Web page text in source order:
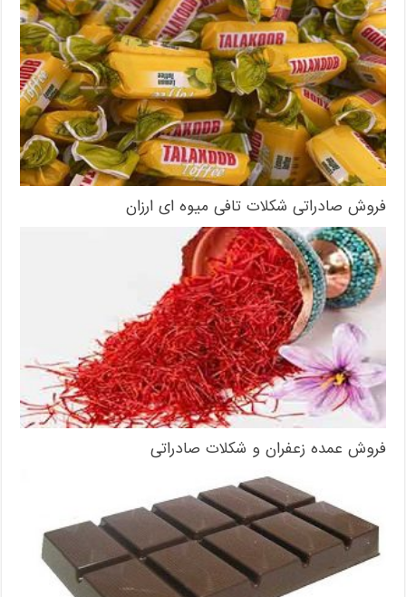
فروش صادراتی شکلات تافی میوه ای ارزان
فروش عمده زعفران و شکلات صادراتی